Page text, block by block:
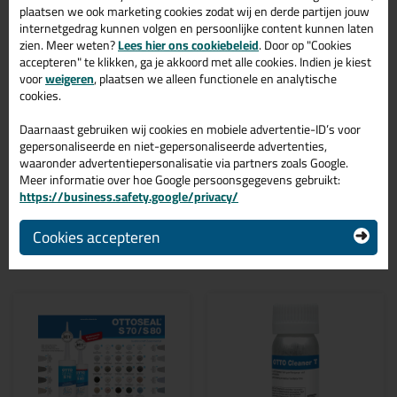
Zoek je kit in een specifieke kleur? Gevonden! Deze ottoseal
natuursteen kit Ottoseal S70 310ml in de kleur Nevel C230 is te
gebruiken voor verschillende toepassingen. Een duurzame en
veelzijdige kit welke makkelijk te verwerken is. Perfect als je een
bijpassende kleur zoekt met gegarandeerd een topresultaat.
Bestel de Ottoseal S70 310ml in kleur Nevel C230 vandaag nog!
Op voorraad en op werkdagen besteld = morgen in huis.
Wil je meer weten over de toepassing en kenmerken van dit
product?Lees alles over dit product >
Gerelateerde producten
plaatsen we ook marketing cookies zodat wij en derde partijen jouw
internetgedrag kunnen volgen en persoonlijke content kunnen laten
zien. Meer weten?Lees hier ons cookiebeleid. Door op "Cookies
accepteren" te klikken, ga je akkoord met alle cookies. Indien je kiest
voorweigeren, plaatsen we alleen functionele en analytische
cookies.
Daarnaast gebruiken wij cookies en mobiele advertentie-ID’s voor
gepersonaliseerde en niet-gepersonaliseerde advertenties,
waaronder advertentiepersonalisatie via partners zoals Google.
Meer informatie over hoe Google persoonsgegevens gebruikt:
https://business.safety.google/privacy/
Cookies accepteren